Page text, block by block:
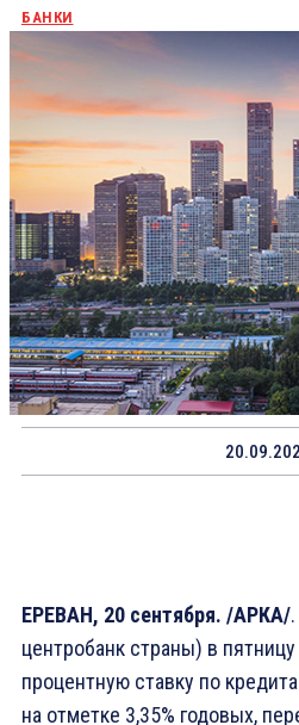
БАНКИ
ЕРЕВАН, 20 сентября. /АРКА/
центробанк страны) в
процентную ставку по
на отметке 3,35% годовых,